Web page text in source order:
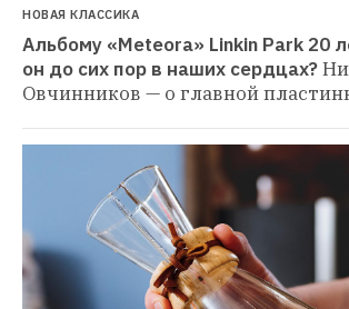
НОВАЯ КЛАССИКА
Альбому «Meteora» Linkin Park 20
он до сих пор в наших сердцах?
Овчинников — о главной